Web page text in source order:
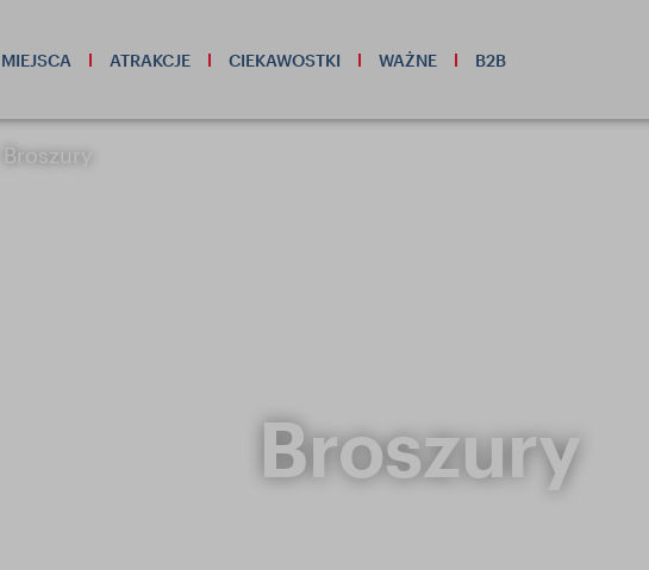
MIEJSCA ATRAKCJE CIEKAWOSTKI WAŻNE B2B
Broszury
Broszury